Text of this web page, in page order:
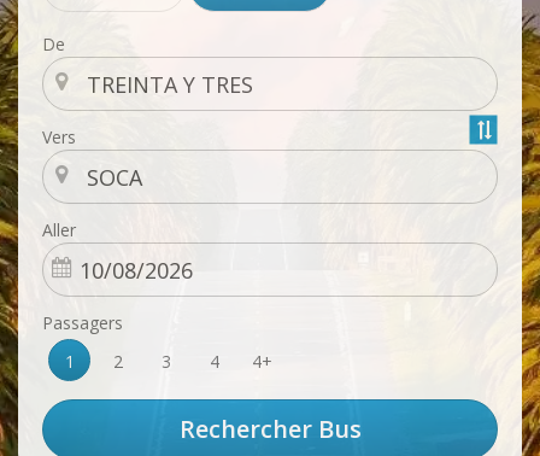
De
Vers
Aller
Passagers
1
2 3 4 4+